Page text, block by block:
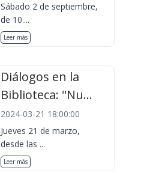
Sábado 2 de septiembre,
de 10....
Leer más
Diálogos en la
Biblioteca: "Nu...
2024-03-21 18:00:00
Jueves 21 de marzo,
desde las ...
Leer más